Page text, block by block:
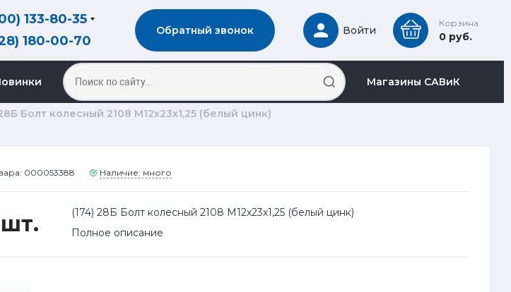
133-80-35
180-00-70
Обратный звонок Войти
Корзина
0 руб.
Магазины САВиК
Болт колесный 2108 М12х23х1,25 (белый цинк)
000053388 Наличие: много
(174) 28Б Болт колесный 2108 М12х23х1,25 (белый цинк)
Полное описание